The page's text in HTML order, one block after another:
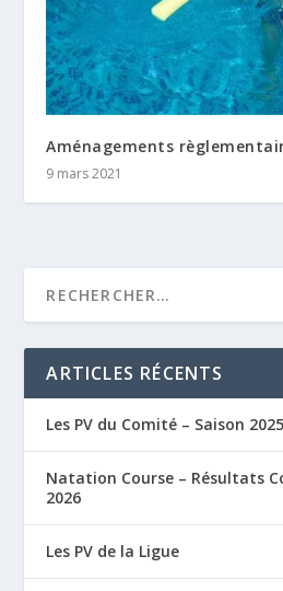
Aménagements
9 mars 2021
ARTICLES RÉCENTS
Les PV du Comité – Saison
Natation Course – Résultats
2026
Les PV de la Ligue